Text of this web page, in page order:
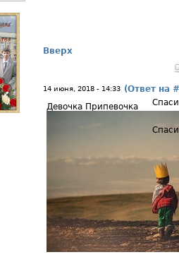
Вверх
14 июня, 2018 - 14:33 (Ответ на
Девочка Припевочка